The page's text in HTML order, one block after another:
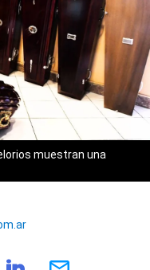
muestran una